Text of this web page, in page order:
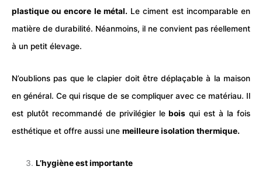
plastique ou encore le métal. Le ciment est incomparable en
matière de durabilité. Néanmoins, il ne convient pas réellement
à un petit élevage.
N’oublions pas que le clapier doit être déplaçable à la maison
en général. Ce qui risque de se compliquer avec ce matériau. Il
est plutôt recommandé de privilégier lebois qui est à la fois
esthétique et offre aussi une meilleure isolation thermique.
L’hygiène est importante